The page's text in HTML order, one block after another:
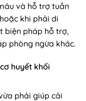
và hỗ trợ tuần
khi phải di
biện pháp hỗ trợ,
phòng ngừa khác.
huyết khối
phải giúp cải